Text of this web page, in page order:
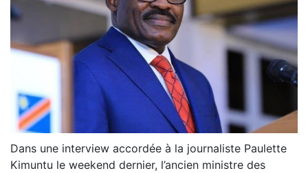
Dans une interview accordée à la journaliste Paulette
Kimuntu le weekend dernier, l’ancien ministre des